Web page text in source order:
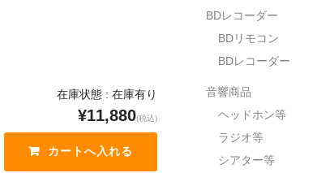
在庫状態 : 在庫有り
¥11,880(税込)
BDレコーダー
BDリモコン
BDレコーダー
音響商品
ヘッドホン等
ラジオ等
シアター等